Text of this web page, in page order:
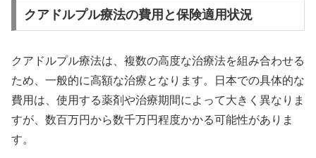
クアドルプル療法の費用と保険適用状況
クアドルプル療法は、複数の高度な治療法を組み合わせる
ため、一般的に高額な治療となります。日本での具体的な
費用は、使用する薬剤や治療期間によって大きく異なりま
すが、数百万円から数千万円程度かかる可能性がありま
す。